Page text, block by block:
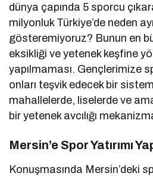
dünya çapında 5 sporcu
milyonluk Türkiye’de neden
gösteremiyoruz? Bunun en
eksikliği ve yetenek keşfine
yapılmaması. Gençlerimize
onları teşvik edecek bir
mahallelerde, liselerde ve
bir yetenek avcılığı
Mersin’e Spor Yatırımı
Konuşmasında Mersin’deki